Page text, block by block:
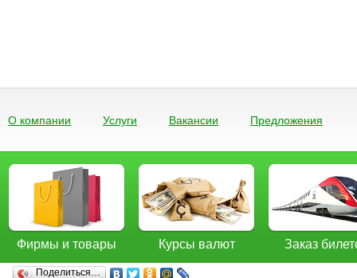
О компании Услуги Вакансии Предложения
Фирмы и товары Курсы валют Заказ
Поделиться…